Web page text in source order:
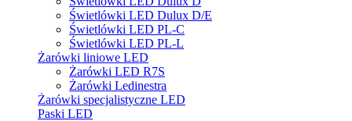
Świetlówki LED Dulux D/E
Świetlówki LED PL-C
Świetlówki LED PL-L
Żarówki liniowe LED
Żarówki LED R7S
Żarówki Ledinestra
Żarówki specjalistyczne LED
Paski LED